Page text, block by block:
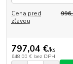
Cena pred
zľavou
797,04 €/ks
648,00 € bez DPH